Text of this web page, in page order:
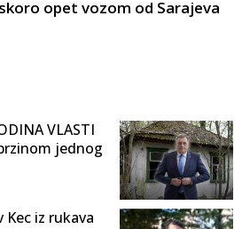
opet vozom od Sarajeva
VLASTI
jednog
Kec iz rukava